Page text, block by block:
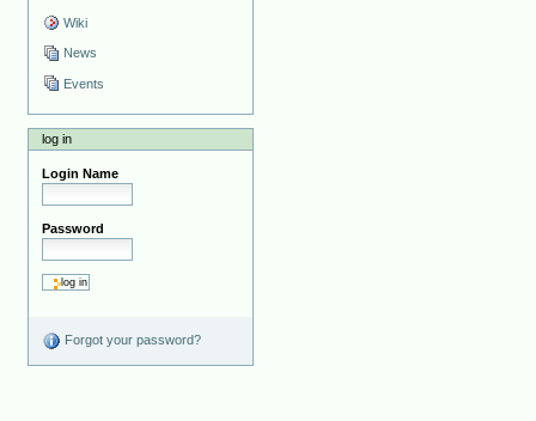
Wiki
News
Events
log in
Login Name
Password
Forgot your password?